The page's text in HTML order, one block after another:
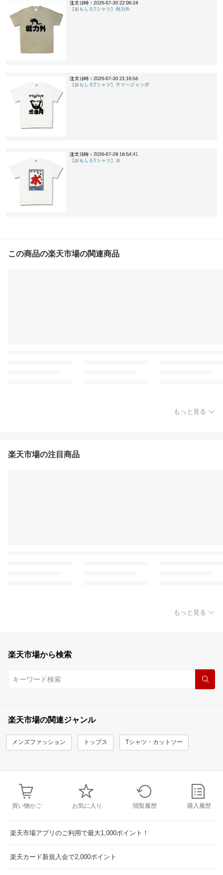
この商品の楽天市場の関連商品
もっと見る
楽天市場の注目商品
もっと見る
楽天市場から検索
楽天市場の関連ジャンル
メンズファッション トップス Tシャツ・カットソー
買い物かご お気に入り 閲覧履歴 購入履歴
楽天市場アプリのご利用で最大1,000ポイント！
楽天カード新規入会で2,000ポイント